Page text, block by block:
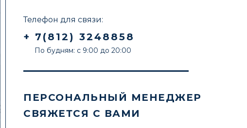
Телефон для связи:
+ 7(812) 3248858
ПЕРСОНАЛЬНЫЙ МЕНЕДЖЕР
СВЯЖЕТСЯ С ВАМИ
По будням: с 9:00 до 20:00